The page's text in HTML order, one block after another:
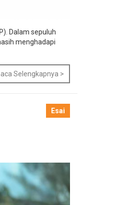
Dalam sepuluh
menghadapi
Selengkapnya >
Esai